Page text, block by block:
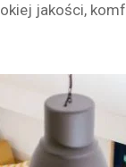
jakości,